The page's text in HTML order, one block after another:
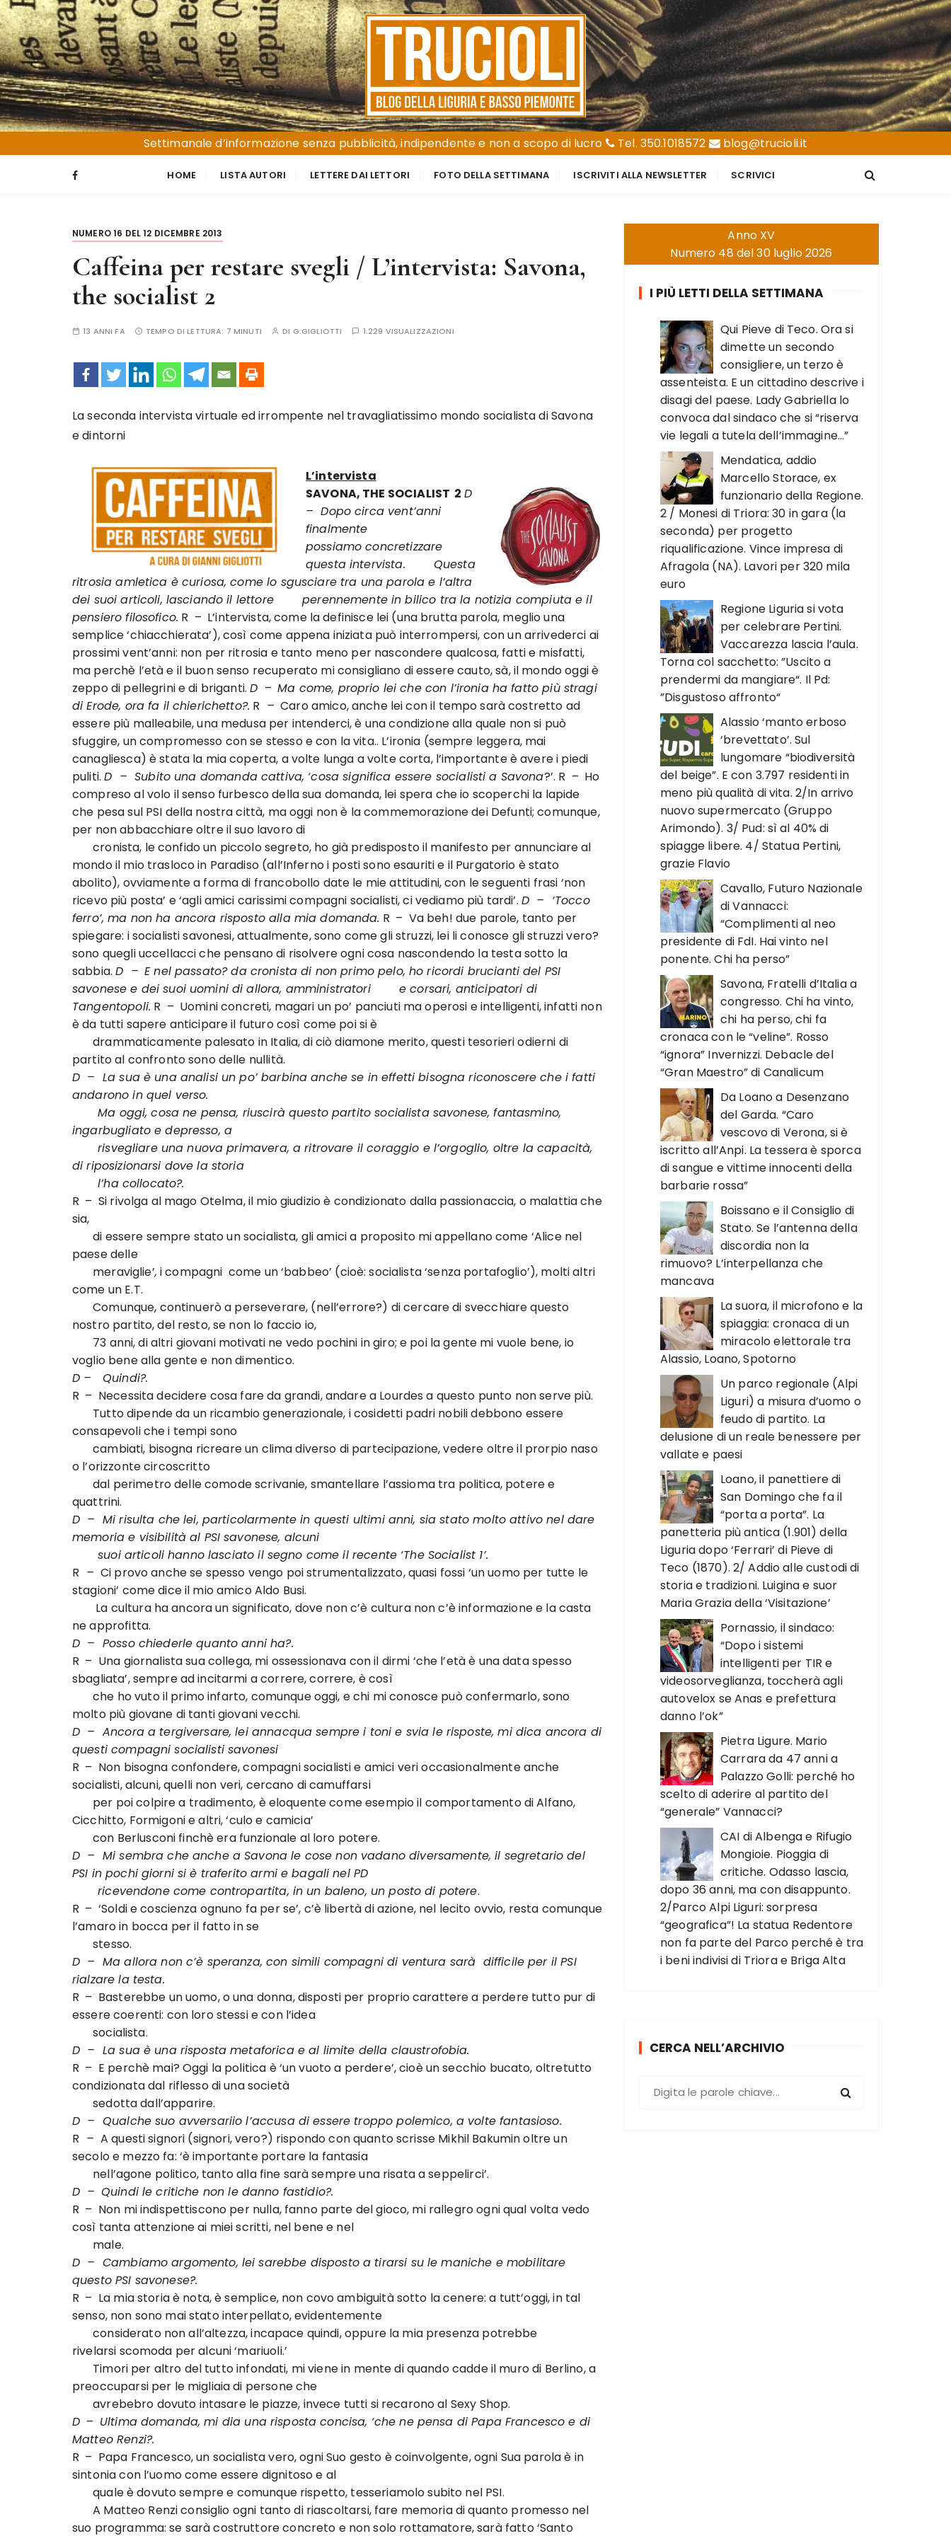
S
a
l
t
a
a
l
c
Trucioli
Liguria e Basso Piemonte
Settimanale d’informazione senza pubblicità, indipendente e non a scopo di lucro
Tel. 350.1018572 blog@trucioli.it
HOME LISTA AUTORI LETTERE DAI LETTORI FOTO DELLA SETTIMANA ISCRIVITI ALLA NEWSLETTER SCRIVICI
NUMERO 16 DEL 12 DICEMBRE 2013
Caffeina per restare svegli / L’intervista: Savona,
the socialist 2
13 ANNI FA TEMPO DI LETTURA: 7 MINUTI DI G.GIGLIOTTI 1.229 VISUALIZZAZIONI
La seconda intervista virtuale ed irrompente nel travagliatissimo mondo socialista di Savona
e dintorni
L’intervista
SAVONA, THE SOCIALIST 2 D
– Dopo circa vent’anni
finalmente
possiamo concretizzare
questa intervista.
Questa
ritrosia amletica è curiosa, come lo sgusciare tra una parola e l’altra
dei suoi articoli, lasciando il lettore
perennemente in bilico tra la notizia compiuta e il
pensiero filosofico. R – L’intervista, come la definisce lei (una brutta parola, meglio una
semplice ‘chiacchierata’), così come appena iniziata può interrompersi, con un arrivederci ai
prossimi vent’anni: non per ritrosia e tanto meno per nascondere qualcosa, fatti e misfatti,
ma perchè l’età e il buon senso recuperato mi consigliano di essere cauto, sà, il mondo oggi è
zeppo di pellegrini e di briganti.D –Ma come, proprio lei che con l’ironia ha fatto più stragi
di Erode, ora fa il chierichetto?. R – Caro amico, anche lei con il tempo sarà costretto ad
essere più malleabile, una medusa per intenderci, è una condizione alla quale non si può
sfuggire, un compromesso con se stesso e con la vita.. L’ironia (sempre leggera, mai
canagliesca) è stata la mia coperta, a volte lunga a volte corta, l’importante è avere i piedi
puliti.D – Subito una domanda cattiva, ‘cosa significa essere socialisti a Savona?’. R – Ho
compreso al volo il senso furbesco della sua domanda, lei spera che io scoperchi la lapide
che pesa sul PSI della nostra città, ma oggi non è la commemorazione dei Defunti; comunque,
per non abbacchiare oltre il suo lavoro di
cronista, le confido un piccolo segreto, ho già predisposto il manifesto per annunciare al
mondo il mio trasloco in Paradiso (all’Inferno i posti sono esauriti e il Purgatorio è stato
abolito), ovviamente a forma di francobollo date le mie attitudini, con le seguenti frasi ‘non
ricevo più posta’ e ‘agli amici carissimi compagni socialisti, ci vediamo più tardi’. D – ‘Tocco
ferro’, ma non ha ancora risposto alla mia domanda. R – Va beh! due parole, tanto per
spiegare: i socialisti savonesi, attualmente, sono come gli struzzi, lei li conosce gli struzzi vero?
sono quegli uccellacci che pensano di risolvere ogni cosa nascondendo la testa sotto la
sabbia.D – E nel passato? da cronista di non primo pelo, ho ricordi brucianti del PSI
savonese e dei suoi uomini di allora, amministratori
e corsari, anticipatori di
Tangentopoli. R – Uomini concreti, magari un po’ panciuti ma operosi e intelligenti, infatti non
è da tutti sapere anticipare il futuro così come poi si è
drammaticamente palesato in Italia, di ciò diamone merito, questi tesorieri odierni di
partito al confronto sono delle nullità.
D – La sua è una analisi un po’ barbina anche se in effetti bisogna riconoscere che i fatti
andarono in quel verso.
Ma oggi, cosa ne pensa, riuscirà questo partito socialista savonese, fantasmino,
ingarbugliato e depresso, a
risvegliare una nuova primavera, a ritrovare il coraggio e l’orgoglio, oltre la capacità,
di riposizionarsi dove la storia
l’ha collocato?.
R – Si rivolga al mago Otelma, il mio giudizio è condizionato dalla passionaccia, o malattia che
sia,
di essere sempre stato un socialista, gli amici a proposito mi appellano come ‘Alice nel
paese delle
meraviglie’, i compagni come un ‘babbeo’ (cioè: socialista ‘senza portafoglio’), molti altri
come un E.T.
Comunque, continuerò a perseverare, (nell’errore?) di cercare di svecchiare questo
nostro partito, del resto, se non lo faccio io,
73 anni, di altri giovani motivati ne vedo pochini in giro; e poi la gente mi vuole bene, io
voglio bene alla gente e non dimentico.
D – Quindi?.
R – Necessita decidere cosa fare da grandi, andare a Lourdes a questo punto non serve più.
Tutto dipende da un ricambio generazionale, i cosidetti padri nobili debbono essere
consapevoli che i tempi sono
cambiati, bisogna ricreare un clima diverso di partecipazione, vedere oltre il prorpio naso
o l’orizzonte circoscritto
dal perimetro delle comode scrivanie, smantellare l’assioma tra politica, potere e
quattrini.
D – Mi risulta che lei, particolarmente in questi ultimi anni, sia stato molto attivo nel dare
memoria e visibilità al PSI savonese, alcuni
suoi articoli hanno lasciato il segno come il recente ‘The Socialist 1’.
R – Ci provo anche se spesso vengo poi strumentalizzato, quasi fossi ‘un uomo per tutte le
stagioni’ come dice il mio amico Aldo Busi.
La cultura ha ancora un significato, dove non c’è cultura non c’è informazione e la casta
ne approfitta.
D – Posso chiederle quanto anni ha?.
R – Una giornalista sua collega, mi ossessionava con il dirmi ‘che l’età è una data spesso
sbagliata’, sempre ad incitarmi a correre, correre, è così
che ho vuto il primo infarto, comunque oggi, e chi mi conosce può confermarlo, sono
molto più giovane di tanti giovani vecchi.
D – Ancora a tergiversare, lei annacqua sempre i toni e svia le risposte, mi dica ancora di
questi compagni socialisti savonesi
R – Non bisogna confondere, compagni socialisti e amici veri occasionalmente anche
socialisti, alcuni, quelli non veri, cercano di camuffarsi
per poi colpire a tradimento, è eloquente come esempio il comportamento di Alfano,
Cicchitto, Formigoni e altri, ‘culo e camicia’
con Berlusconi finchè era funzionale al loro potere.
D – Mi sembra che anche a Savona le cose non vadano diversamente, il segretario del
PSI in pochi giorni si è traferito armi e bagali nel PD
ricevendone come contropartita, in un baleno, un posto di potere.
R – ‘Soldi e coscienza ognuno fa per se’, c’è libertà di azione, nel lecito ovvio, resta comunque
l’amaro in bocca per il fatto in se
stesso.
D – Ma allora non c’è speranza, con simili compagni di ventura sarà difficile per il PSI
rialzare la testa.
R – Basterebbe un uomo, o una donna, disposti per proprio carattere a perdere tutto pur di
essere coerenti: con loro stessi e con l’idea
socialista.
D – La sua è una risposta metaforica e al limite della claustrofobia.
R – E perchè mai? Oggi la politica è ‘un vuoto a perdere’, cioè un secchio bucato, oltretutto
condizionata dal riflesso di una società
sedotta dall’apparire.
D – Qualche suo avversariio l’accusa di essere troppo polemico, a volte fantasioso.
R – A questi signori (signori, vero?) rispondo con quanto scrisse Mikhil Bakumin oltre un
secolo e mezzo fa: ‘è importante portare la fantasia
nell’agone politico, tanto alla fine sarà sempre una risata a seppelirci’.
D – Quindi le critiche non le danno fastidio?.
R – Non mi indispettiscono per nulla, fanno parte del gioco, mi rallegro ogni qual volta vedo
così tanta attenzione ai miei scritti, nel bene e nel
male.
D – Cambiamo argomento, lei sarebbe disposto a tirarsi su le maniche e mobilitare
questo PSI savonese?.
R – La mia storia è nota, è semplice, non covo ambiguità sotto la cenere: a tutt’oggi, in tal
senso, non sono mai stato interpellato, evidentemente
considerato non all’altezza, incapace quindi, oppure la mia presenza potrebbe
rivelarsi scomoda per alcuni ‘mariuoli.’
Timori per altro del tutto infondati, mi viene in mente di quando cadde il muro di Berlino, a
preoccuparsi per le migliaia di persone che
avrebebro dovuto intasare le piazze, invece tutti si recarono al Sexy Shop.
D – Ultima domanda, mi dia una risposta concisa, ‘che ne pensa di Papa Francesco e di
Matteo Renzi?.
R – Papa Francesco, un socialista vero, ogni Suo gesto è coinvolgente, ogni Sua parola è in
sintonia con l’uomo come essere dignitoso e al
quale è dovuto sempre e comunque rispetto, tesseriamolo subito nel PSI.
A Matteo Renzi consiglio ogni tanto di riascoltarsi, fare memoria di quanto promesso nel
suo programma: se sarà costruttore concreto e non solo rottamatore, sarà fatto ‘Santo
Anno XV
Numero 48 del 30 luglio 2026
I PIÙ LETTI DELLA SETTIMANA
Qui Pieve di Teco. Ora si
dimette un secondo
consigliere, un terzo è
assenteista. E un cittadino descrive i
disagi del paese. Lady Gabriella lo
convoca dal sindaco che si “riserva
vie legali a tutela dell’immagine…”
Mendatica, addio
Marcello Storace, ex
funzionario della Regione.
2 / Monesi di Triora: 30 in gara (la
seconda) per progetto
riqualificazione. Vince impresa di
Afragola (NA). Lavori per 320 mila
euro
Regione Liguria si vota
per celebrare Pertini.
Vaccarezza lascia l’aula.
Torna col sacchetto: ”Uscito a
prendermi da mangiare“. Il Pd:
”Disgustoso affronto“
Alassio ‘manto erboso
‘brevettato’. Sul
lungomare “biodiversità
del beige”. E con 3.797 residenti in
meno più qualità di vita. 2/In arrivo
nuovo supermercato (Gruppo
Arimondo). 3/ Pud: sì al 40% di
spiagge libere. 4/ Statua Pertini,
grazie Flavio
Cavallo, Futuro Nazionale
di Vannacci:
“Complimenti al neo
presidente di FdI. Hai vinto nel
ponente. Chi ha perso”
Savona, Fratelli d’Italia a
congresso. Chi ha vinto,
chi ha perso, chi fa
cronaca con le “veline”. Rosso
“ignora” Invernizzi. Debacle del
“Gran Maestro” di Canalicum
Da Loano a Desenzano
del Garda. “Caro
vescovo di Verona, si è
iscritto all’Anpi. La tessera è sporca
di sangue e vittime innocenti della
barbarie rossa”
Boissano e il Consiglio di
Stato. Se l’antenna della
discordia non la
rimuovo? L’interpellanza che
mancava
La suora, il microfono e la
spiaggia: cronaca di un
miracolo elettorale tra
Alassio, Loano, Spotorno
Un parco regionale (Alpi
Liguri) a misura d’uomo o
feudo di partito. La
delusione di un reale benessere per
vallate e paesi
Loano, il panettiere di
San Domingo che fa il
“porta a porta”. La
panetteria più antica (1.901) della
Liguria dopo ‘Ferrari’ di Pieve di
Teco (1870). 2/ Addio alle custodi di
storia e tradizioni. Luigina e suor
Maria Grazia della ‘Visitazione’
Pornassio, il sindaco:
“Dopo i sistemi
intelligenti per TIR e
videosorveglianza, toccherà agli
autovelox se Anas e prefettura
danno l’ok”
Pietra Ligure. Mario
Carrara da 47 anni a
Palazzo Golli: perché ho
scelto di aderire al partito del
“generale” Vannacci?
CAI di Albenga e Rifugio
Mongioie. Pioggia di
critiche. Odasso lascia,
dopo 36 anni, ma con disappunto.
2/Parco Alpi Liguri: sorpresa
“geografica”! La statua Redentore
non fa parte del Parco perché è tra
i beni indivisi di Triora e Briga Alta
CERCA NELL’ARCHIVIO